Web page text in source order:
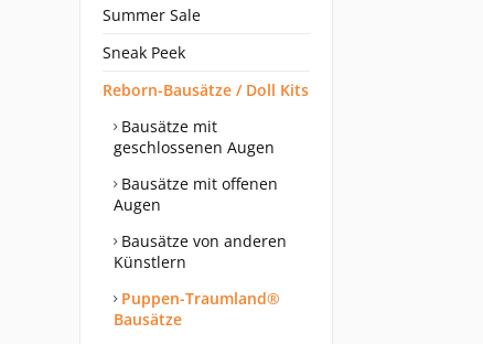
Summer Sale
Sneak Peek
Reborn-Bausätze / Doll Kits
Bausätze mit
geschlossenen Augen
Bausätze mit offenen
Augen
Bausätze von anderen
Künstlern
Puppen-Traumland®
Bausätze